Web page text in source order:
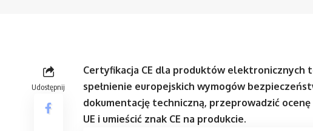
Udostępnij
Certyfikacja CE dla produktów elektronicznych
spełnienie europejskich wymogów
dokumentację techniczną, przeprowadzić
UE i umieścić znak CE na produkcie.